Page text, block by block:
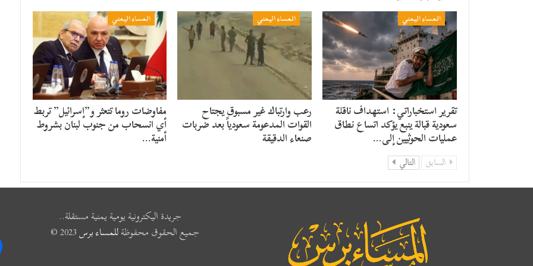
المساء اليمني
تقرير استخباراتي: استهداف ناقلة
سعودية قبالة ينبع يؤكد اتساع نطاق
عمليات الحوثيين إلى…
المساء اليمني
رعب وارتباك غير مسبوق يجتاح
القوات المدعومة سعودياً بعد ضربات
صنعاء الدقيقة
المساء اليمني
مفاوضات روما تتعثر و”إسرائيل” تربط
أي انسحاب من جنوب لبنان بشروط
أمنية…
السابق التالي
جريدة اليكترونية يومية يمنية مستقلة..
جميع الحقوق محفوظةللمساء برس